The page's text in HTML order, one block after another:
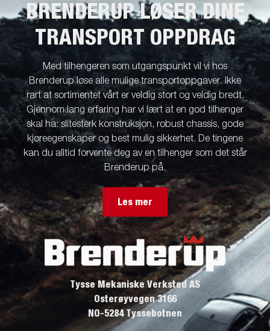
BRENDERUP LØSER DINE
TRANSPORT OPPDRAG
Med tilhengeren som utgangspunkt vil vi hos
Brenderup løse alle mulige transportoppgaver. Ikke
rart at sortimentet vårt er veldig stort og veldig bredt.
Gjennom lang erfaring har vi lært at en god tilhenger
skal ha: slitesterk konstruksjon, robust chassis, gode
kjøreegenskaper og best mulig sikkerhet. De tingene
kan du alltid forvente deg av en tilhenger som det står
Brenderup på.
Les mer
Tysse Mekaniske Verksted AS
Osterøyvegen 3166
NO-5284 Tyssebotnen